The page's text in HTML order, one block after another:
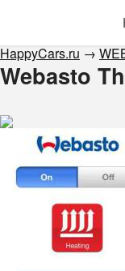
HappyCars.ru →
Webasto